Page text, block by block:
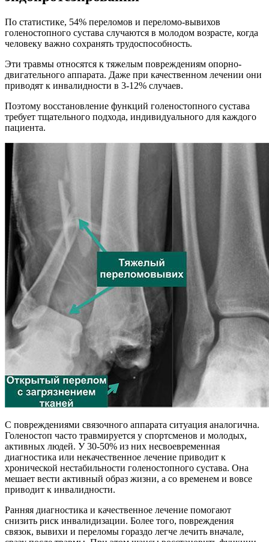
По статистике, 54% переломов и переломо-вывихов
голеностопного сустава случаются в молодом возрасте, когда
человеку важно сохранять трудоспособность.
Эти травмы относятся к тяжелым повреждениям опорно-
двигательного аппарата. Даже при качественном лечении они
приводят к инвалидности в 3-12% случаев.
Поэтому восстановление функций голеностопного сустава
требует тщательного подхода, индивидуального для каждого
пациента.
С повреждениями связочного аппарата ситуация аналогична.
Голеностоп часто травмируется у спортсменов и молодых,
активных людей. У 30-50% из них несвоевременная
диагностика или некачественное лечение приводит к
хронической нестабильности голеностопного сустава. Она
мешает вести активный образ жизни, а со временем и вовсе
приводит к инвалидности.
Ранняя диагностика и качественное лечение помогают
снизить риск инвалидизации. Более того, повреждения
связок, вывихи и переломы гораздо легче лечить вначале,